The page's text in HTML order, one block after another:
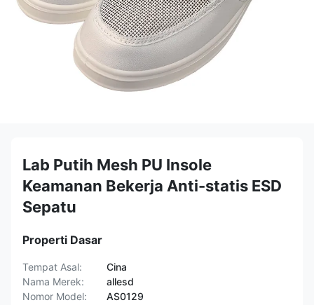
Lab Putih Mesh PU Insole
Keamanan Bekerja Anti-statis ESD
Sepatu
Properti Dasar
Tempat Asal:
Cina
Nama Merek:
allesd
Nomor Model:
AS0129